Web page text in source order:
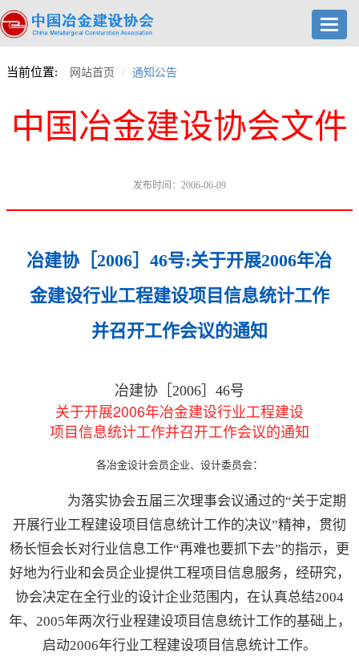
当前位置: 网站首页 通知公告
中国冶金建设协会文件
发布时间：2006-06-09
冶建协［2006］46号:关于开展2006年冶
金建设行业工程建设项目信息统计工作
并召开工作会议的通知
冶建协［2006］46号
关于开展2006年冶金建设行业工程建设
项目信息统计工作并召开工作会议的通知
各冶金设计会员企业、设计委员会：
为落实协会五届三次理事会议通过的“关于定期
开展行业工程建设项目信息统计工作的决议”精神，贯彻
杨长恒会长对行业信息工作“再难也要抓下去”的指示，更
好地为行业和会员企业提供工程项目信息服务，经研究，
协会决定在全行业的设计企业范围内，在认真总结2004
年、2005年两次行业程建设项目信息统计工作的基础上，
启动2006年行业工程建设项目信息统计工作。